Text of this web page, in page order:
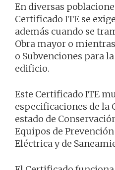
En diversas
Certificado ITE se
además cuando se
Obra mayor o
o Subvenciones para
edificio.
Este Certificado ITE
especificaciones de la
estado de
Equipos de
Eléctrica y de